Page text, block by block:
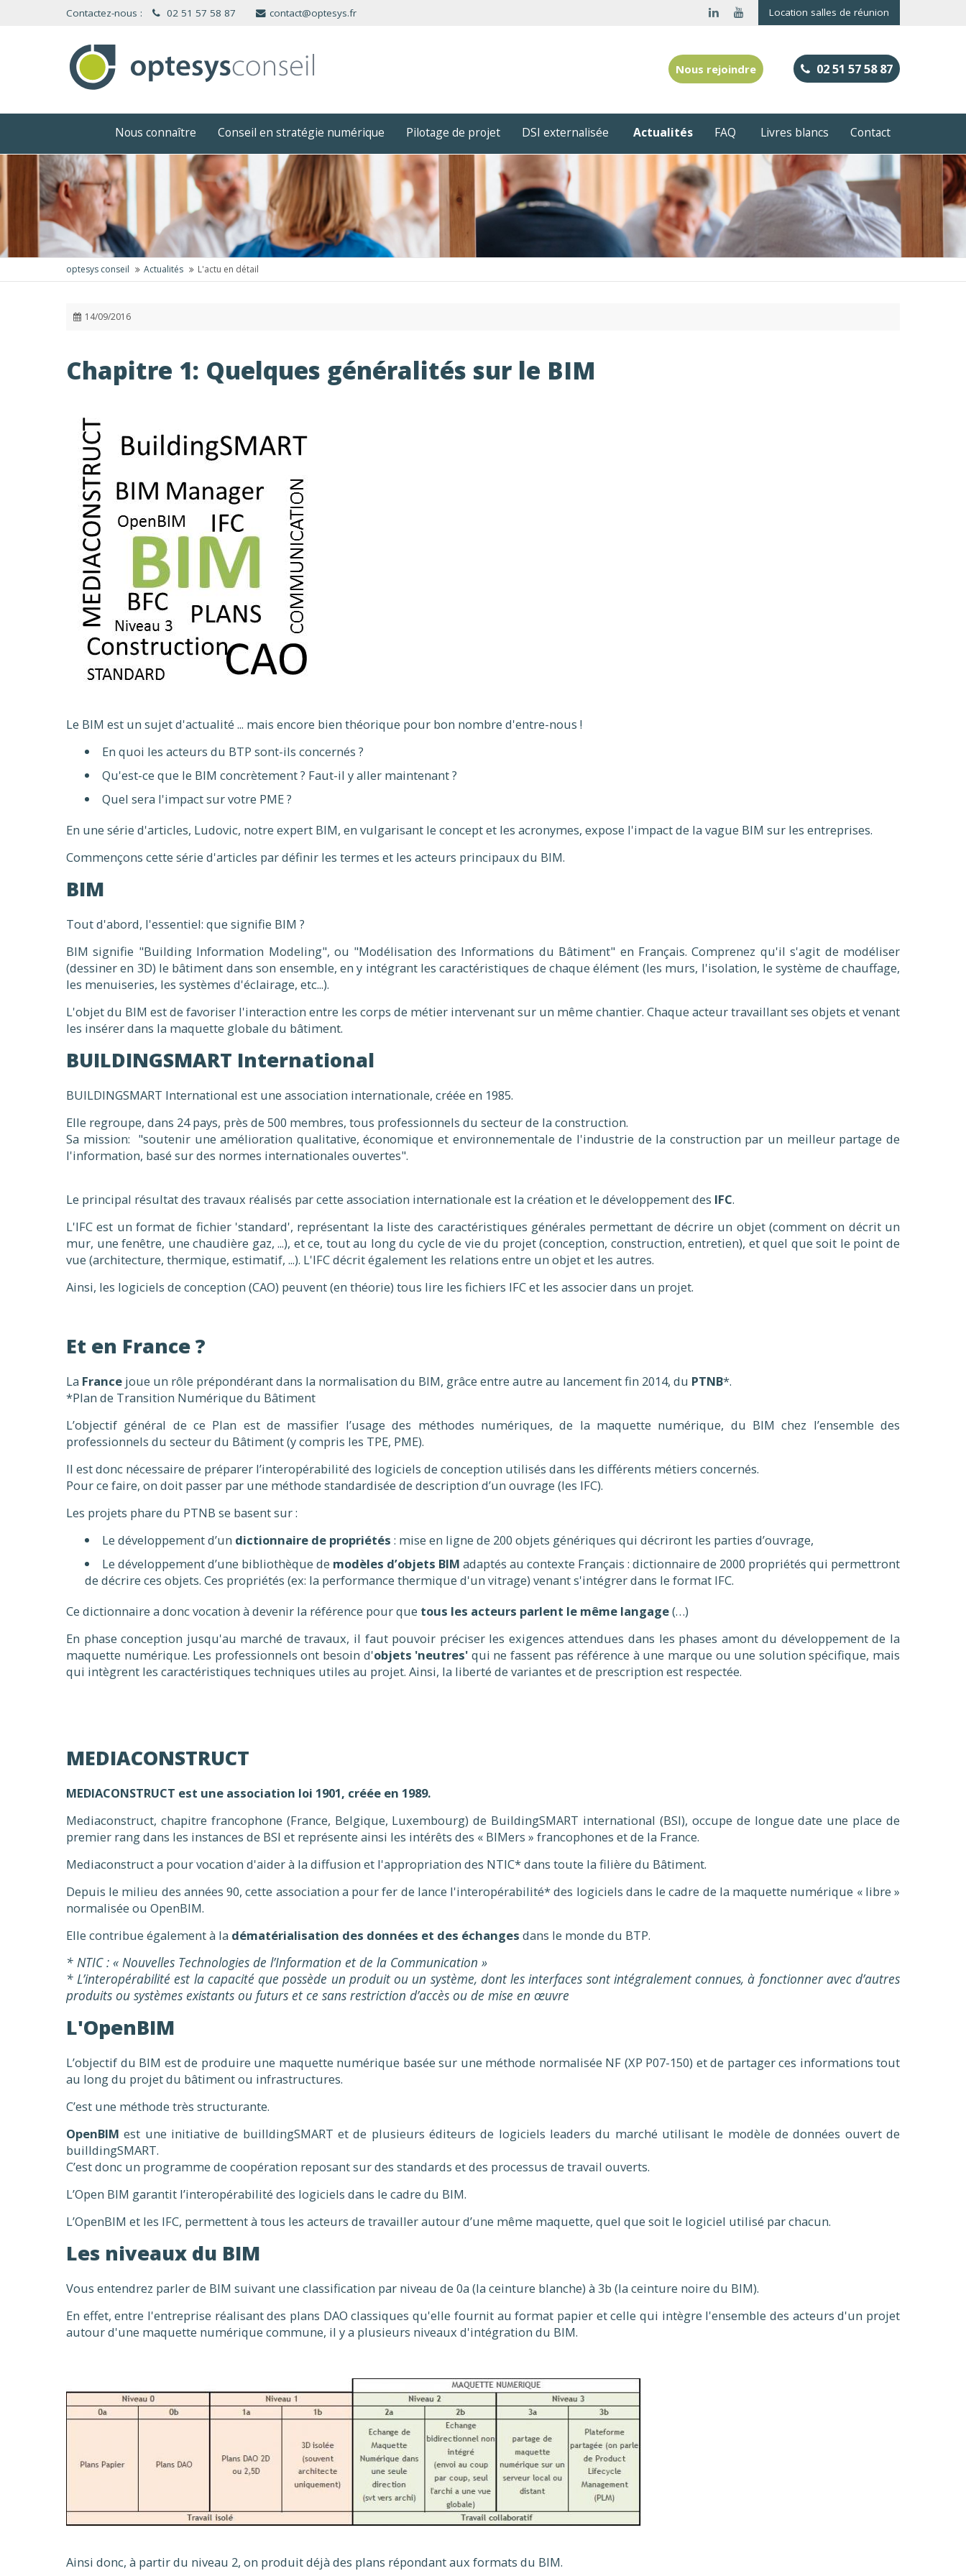
Location salles de réunion
Contactez-nous : 02 51 57 58 87 contact@optesys.fr
02 51 57 58 87
Nous connaître Conseil en stratégie numérique Pilotage de projet DSI externalisée Actualités FAQ Livres blancs Contact
Nous rejoindre
optesys conseil Actualités L'actu en détail
14/09/2016
Chapitre 1: Quelques généralités sur le BIM
Le BIM est un sujet d'actualité ... mais encore bien théorique pour bon nombre d'entre-nous !
En quoi les acteurs du BTP sont-ils concernés ?
Qu'est-ce que le BIM concrètement ? Faut-il y aller maintenant ?
Quel sera l'impact sur votre PME ?
En une série d'articles, Ludovic, notre expert BIM, en vulgarisant le concept et les acronymes, expose l'impact de la vague BIM sur les entreprises.
Commençons cette série d'articles par définir les termes et les acteurs principaux du BIM.
BIM
Tout d'abord, l'essentiel: que signifie BIM ?
BIM signifie "Building Information Modeling", ou "Modélisation des Informations du Bâtiment" en Français. Comprenez qu'il s'agit de modéliser
(dessiner en 3D) le bâtiment dans son ensemble, en y intégrant les caractéristiques de chaque élément (les murs, l'isolation, le système de chauffage,
les menuiseries, les systèmes d'éclairage, etc...).
L'objet du BIM est de favoriser l'interaction entre les corps de métier intervenant sur un même chantier. Chaque acteur travaillant ses objets et venant
les insérer dans la maquette globale du bâtiment.
BUILDINGSMART International
BUILDINGSMART International est une association internationale, créée en 1985.
Elle regroupe, dans 24 pays, près de 500 membres, tous professionnels du secteur de la construction.
Sa mission: "soutenir une amélioration qualitative, économique et environnementale de l'industrie de la construction par un meilleur partage de
l'information, basé sur des normes internationales ouvertes".
Le principal résultat des travaux réalisés par cette association internationale est la création et le développement des IFC.
L'IFC est un format de fichier 'standard', représentant la liste des caractéristiques générales permettant de décrire un objet (comment on décrit un
mur, une fenêtre, une chaudière gaz, ...), et ce, tout au long du cycle de vie du projet (conception, construction, entretien), et quel que soit le point de
vue (architecture, thermique, estimatif, ...). L'IFC décrit également les relations entre un objet et les autres.
Ainsi, les logiciels de conception (CAO) peuvent (en théorie) tous lire les fichiers IFC et les associer dans un projet.
Et en France ?
La France joue un rôle prépondérant dans la normalisation du BIM, grâce entre autre au lancement fin 2014, du PTNB*.
*Plan de Transition Numérique du Bâtiment
L’objectif général de ce Plan est de massifier l’usage des méthodes numériques, de la maquette numérique, du BIM chez l’ensemble des
professionnels du secteur du Bâtiment (y compris les TPE, PME).
Il est donc nécessaire de préparer l’interopérabilité des logiciels de conception utilisés dans les différents métiers concernés.
Pour ce faire, on doit passer par une méthode standardisée de description d’un ouvrage (les IFC).
Les projets phare du PTNB se basent sur :
Le développement d’un dictionnaire de propriétés : mise en ligne de 200 objets génériques qui décriront les parties d’ouvrage,
Le développement d’une bibliothèque de modèles d’objets BIM adaptés au contexte Français : dictionnaire de 2000 propriétés qui permettront
de décrire ces objets. Ces propriétés (ex: la performance thermique d'un vitrage) venant s'intégrer dans le format IFC.
Ce dictionnaire a donc vocation à devenir la référence pour que tous les acteurs parlent le même langage(…)
En phase conception jusqu'au marché de travaux, il faut pouvoir préciser les exigences attendues dans les phases amont du développement de la
maquette numérique. Les professionnels ont besoin d'objets 'neutres' qui ne fassent pas référence à une marque ou une solution spécifique, mais
qui intègrent les caractéristiques techniques utiles au projet. Ainsi, la liberté de variantes et de prescription est respectée.
MEDIACONSTRUCT
MEDIACONSTRUCT est une association loi 1901, créée en 1989.
Mediaconstruct, chapitre francophone (France, Belgique, Luxembourg) de BuildingSMART international (BSI), occupe de longue date une place de
premier rang dans les instances de BSI et représente ainsi les intérêts des « BIMers » francophones et de la France.
Mediaconstruct a pour vocation d'aider à la diffusion et l'appropriation des NTIC* dans toute la filière du Bâtiment.
Depuis le milieu des années 90, cette association a pour fer de lance l'interopérabilité* des logiciels dans le cadre de la maquette numérique « libre »
normalisée ou OpenBIM.
Elle contribue également à la dématérialisation des données et des échanges dans le monde du BTP.
* NTIC : « Nouvelles Technologies de l’Information et de la Communication »
* L’interopérabilité est la capacité que possède un produit ou un système, dont les interfaces sont intégralement connues, à fonctionner avec d’autres
produits ou systèmes existants ou futurs et ce sans restriction d’accès ou de mise en œuvre
L'OpenBIM
L’objectif du BIM est de produire une maquette numérique basée sur une méthode normalisée NF (XP P07-150) et de partager ces informations tout
au long du projet du bâtiment ou infrastructures.
C’est une méthode très structurante.
OpenBIM est une initiative de builldingSMART et de plusieurs éditeurs de logiciels leaders du marché utilisant le modèle de données ouvert de
builldingSMART.
C’est donc un programme de coopération reposant sur des standards et des processus de travail ouverts.
L’Open BIM garantit l’interopérabilité des logiciels dans le cadre du BIM.
L’OpenBIM et les IFC, permettent à tous les acteurs de travailler autour d’une même maquette, quel que soit le logiciel utilisé par chacun.
Les niveaux du BIM
Vous entendrez parler de BIM suivant une classification par niveau de 0a (la ceinture blanche) à 3b (la ceinture noire du BIM).
En effet, entre l'entreprise réalisant des plans DAO classiques qu'elle fournit au format papier et celle qui intègre l'ensemble des acteurs d'un projet
autour d'une maquette numérique commune, il y a plusieurs niveaux d'intégration du BIM.
Ainsi donc, à partir du niveau 2, on produit déjà des plans répondant aux formats du BIM.
Panneau de gestion des cookies